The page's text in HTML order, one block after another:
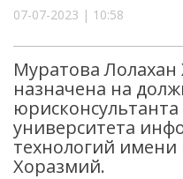
07-07-2023 | 10:58
Муратова Лолахан
назначена на
университета
технологий
Хоразмий.